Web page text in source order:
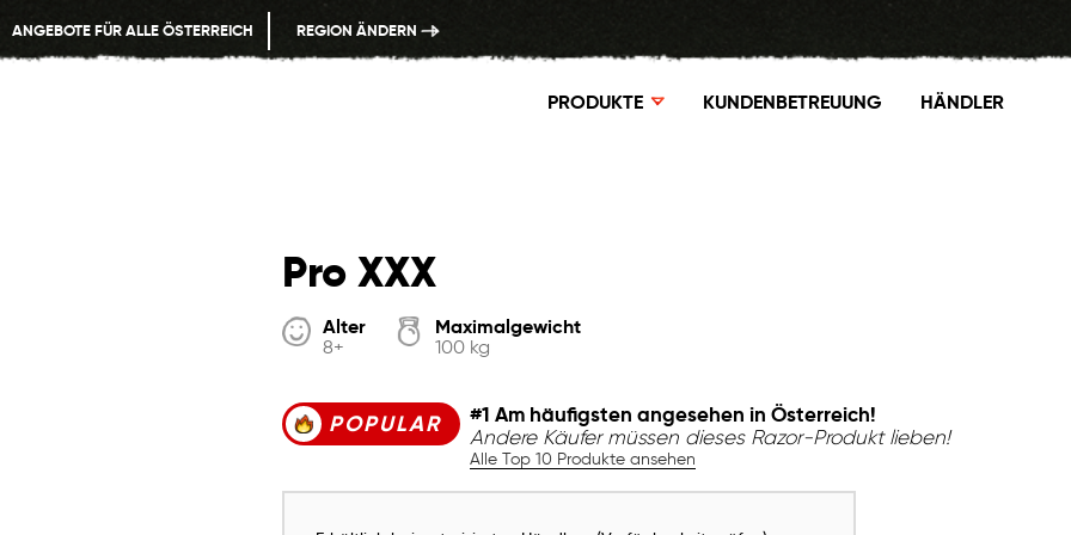
ANGEBOTE FÜR ALLE ÖSTERREICH REGION ÄNDERN
PRODUKTE KUNDENBETREUUNG HÄNDLER
Pro XXX
Alter
8+
Maximalgewicht
100 kg
POPULAR #1 Am häufigsten angesehen in Österreich!
Andere Käufer müssen dieses Razor-Produkt lieben!
Alle Top 10 Produkte ansehen